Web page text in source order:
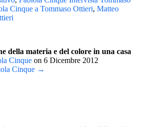
Cinque a Tommaso Ottieri, Matteo
della materia e del colore in una casa
Cinque on 6 Dicembre 2012
Cinque →